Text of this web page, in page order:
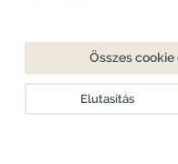
Összes
Elutasítás